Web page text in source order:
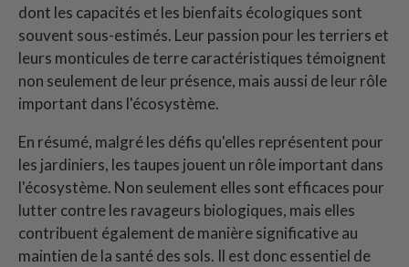
dont les capacités et les bienfaits écologiques sont
souvent sous-estimés. Leur passion pour les terriers et
leurs monticules de terre caractéristiques témoignent
non seulement de leur présence, mais aussi de leur rôle
important dans l'écosystème.
En résumé, malgré les défis qu'elles représentent pour
les jardiniers, les taupes jouent un rôle important dans
l'écosystème. Non seulement elles sont efficaces pour
lutter contre les ravageurs biologiques, mais elles
contribuent également de manière significative au
maintien de la santé des sols. Il est donc essentiel de